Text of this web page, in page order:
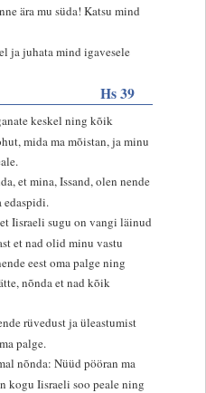
ära mu süda! Katsu mind
ja juhata mind igavesele
Hs 39
keskel ning kõik
mida ma mõistan, ja minu
et mina, Issand, olen nende
edaspidi.
et Iisraeli sugu on vangi läinud
et nad olid minu vastu
eest oma palge ning
nõnda et nad kõik
rüvedust ja üleastumist
palge.
nõnda: Nüüd pööran ma
kogu Iisraeli soo peale ning